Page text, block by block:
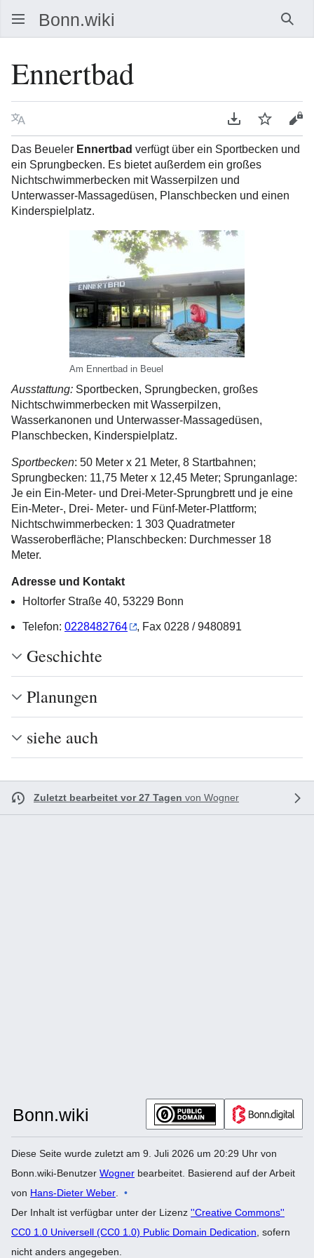
Ennertbad
Sprache PDF
Das Beueler Ennertbad verfügt über ein Sportbecken und
ein Sprungbecken. Es bietet außerdem ein großes
Nichtschwimmerbecken mit Wasserpilzen und
Unterwasser-Massagedüsen, Planschbecken und einen
Kinderspielplatz.
Am Ennertbad in Beuel
Ausstattung: Sportbecken, Sprungbecken, großes
Nichtschwimmerbecken mit Wasserpilzen,
Wasserkanonen und Unterwasser-Massagedüsen,
Planschbecken, Kinderspielplatz.
Sportbecken: 50 Meter x 21 Meter, 8 Startbahnen;
Sprungbecken: 11,75 Meter x 12,45 Meter; Sprunganlage:
Je ein Ein-Meter- und Drei-Meter-Sprungbrett und je eine
Ein-Meter-, Drei- Meter- und Fünf-Meter-Plattform;
Nichtschwimmerbecken: 1 303 Quadratmeter
Wasseroberfläche; Planschbecken: Durchmesser 18
Meter.
Adresse und Kontakt
Holtorfer Straße 40, 53229 Bonn
Telefon: 0228482764 , Fax 0228 / 9480891
Geschichte
Planungen
siehe auch
Zuletzt bearbeitet vor 27 Tagen von Wogner
Diese Seite wurde zuletzt am 9. Juli 2026 um 20:29 Uhr von
Bonn.wiki-Benutzer Wogner bearbeitet. Basierend auf der Arbeit
von Hans-Dieter Weber
Der Inhalt ist verfügbar unter der Lizenz ''Creative Commons''
CC0 1.0 Universell (CC0 1.0) Public Domain Dedication , sofern
nicht anders angegeben.